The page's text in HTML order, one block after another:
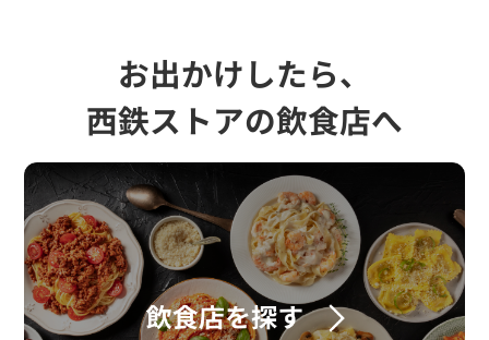
お出かけしたら、
西鉄ストアの飲食店へ